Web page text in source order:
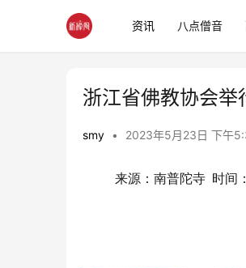
资讯 八点僧音
浙江省佛教协会举
smy • 2023年5月23日 下午
来源：南普陀寺  时间